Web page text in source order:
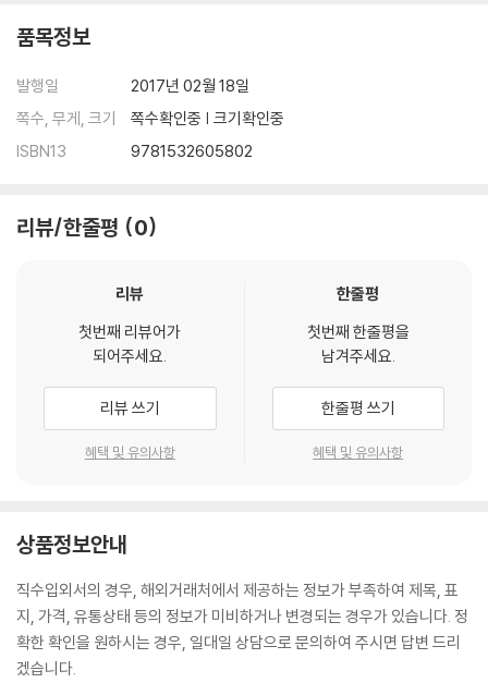
ded by the focus upon covenant and kingdom presented her
Baugh, from the foreword Jeong Koo Jeon (MAR, MDiv, West
minster Seminary California; PhD, Westminster Theological Se
minary) is professor of Biblical and Systematic Theology at Fa
tion by Faith; and Calvin and the Federal Vision.
품목정보
발행일
2017년 02월 18일
쪽수, 무게, 크기
쪽수확인중 | 크기확인중
ISBN13
9781532605802
리뷰/한줄평 0
리뷰
첫번째 리뷰어가
되어주세요.
리뷰 쓰기
혜택 및 유의사항
한줄평
첫번째 한줄평을
남겨주세요.
한줄평 쓰기
혜택 및 유의사항
상품정보안내
직수입외서의 경우, 해외거래처에서 제공하는 정보가 부족하여 제목, 표
지, 가격, 유통상태 등의 정보가 미비하거나 변경되는 경우가 있습니다. 정
확한 확인을 원하시는 경우, 일대일 상담으로 문의하여 주시면 답변 드리
겠습니다.